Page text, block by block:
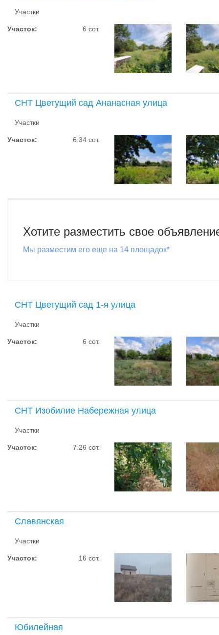
Участки
Участок: 6 сот.
СНТ Цветущий сад Ананасная улица
Участки
Участок: 6.34 сот.
Хотите разместить свое
Мы разместим его еще на 14 площадок*
СНТ Цветущий сад 1-я улица
Участки
Участок: 6 сот.
СНТ Изобилие Набережная улица
Участки
Участок: 7.26 сот.
Славянская
Участки
Участок: 16 сот.
Юбилейная